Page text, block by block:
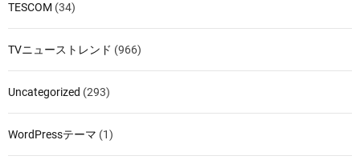
TESCOM (34)
TVニューストレンド (966)
Uncategorized (293)
WordPressテーマ (1)